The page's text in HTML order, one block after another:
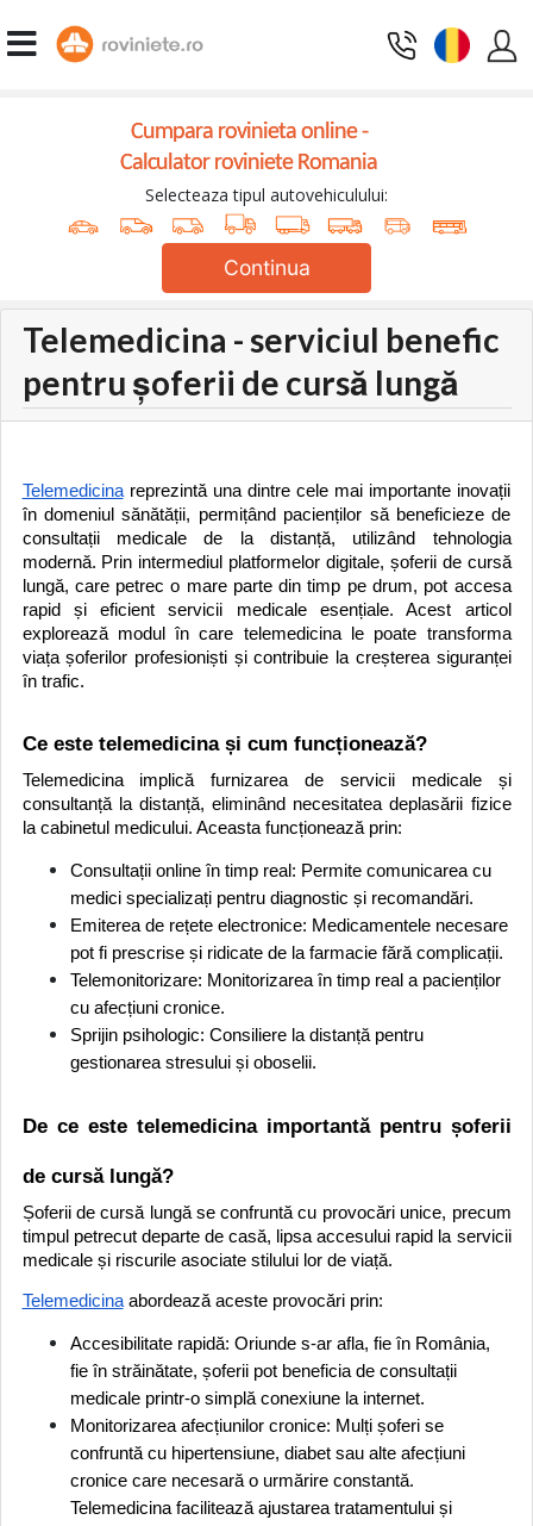
Cumpara rovinieta online -
Calculator roviniete Romania
Selecteaza tipul autovehiculului:
Continua
Telemedicina - serviciul benefic
pentru șoferii de cursă lungă
Telemedicinareprezintă una dintre cele mai importante inovații
în domeniul sănătății, permițând pacienților să beneficieze de
consultații medicale de la distanță, utilizând tehnologia
modernă. Prin intermediul platformelor digitale, șoferii de cursă
lungă, care petrec o mare parte din timp pe drum, pot accesa
rapid și eficient servicii medicale esențiale. Acest articol
explorează modul în care telemedicina le poate transforma
viața șoferilor profesioniști și contribuie la creșterea siguranței
în trafic.
Ce este telemedicina și cum funcționează?
Telemedicina implică furnizarea de servicii medicale și
consultanță la distanță, eliminând necesitatea deplasării fizice
la cabinetul medicului. Aceasta funcționează prin:
Consultații online în timp real: Permite comunicarea cu
medici specializați pentru diagnostic și recomandări.
Emiterea de rețete electronice: Medicamentele necesare
pot fi prescrise și ridicate de la farmacie fără complicații.
Telemonitorizare: Monitorizarea în timp real a pacienților
cu afecțiuni cronice.
Sprijin psihologic: Consiliere la distanță pentru
gestionarea stresului și oboselii.
De ce este telemedicina importantă pentru șoferii
de cursă lungă?
Șoferii de cursă lungă se confruntă cu provocări unice, precum
timpul petrecut departe de casă, lipsa accesului rapid la servicii
medicale și riscurile asociate stilului lor de viață.
Telemedicinaabordează aceste provocări prin:
Accesibilitate rapidă: Oriunde s-ar afla, fie în România,
fie în străinătate, șoferii pot beneficia de consultații
medicale printr-o simplă conexiune la internet.
Monitorizarea afecțiunilor cronice: Mulți șoferi se
confruntă cu hipertensiune, diabet sau alte afecțiuni
cronice care necesară o urmărire constantă.
Telemedicina facilitează ajustarea tratamentului și